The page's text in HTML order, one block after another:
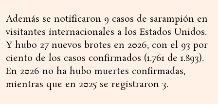
Además se notificaron 9 casos de sarampión en
visitantes internacionales a los Estados Unidos.
Y hubo 27 nuevos brotes en 2026, con el 93 por
ciento de los casos confirmados (1.761 de 1.893).
En 2026 no ha hubo muertes confirmadas,
mientras que en 2025 se registraron 3.